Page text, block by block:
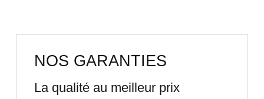
NOS GARANTIES
La qualité au meilleur prix